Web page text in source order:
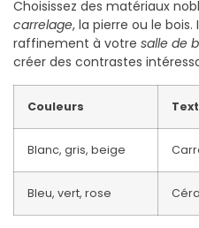
Choisissez des matériaux
carrelage, la pierre ou le
raffinement à votre salle de
créer des contrastes
Couleurs
Blanc, gris, beige
Bleu, vert, rose